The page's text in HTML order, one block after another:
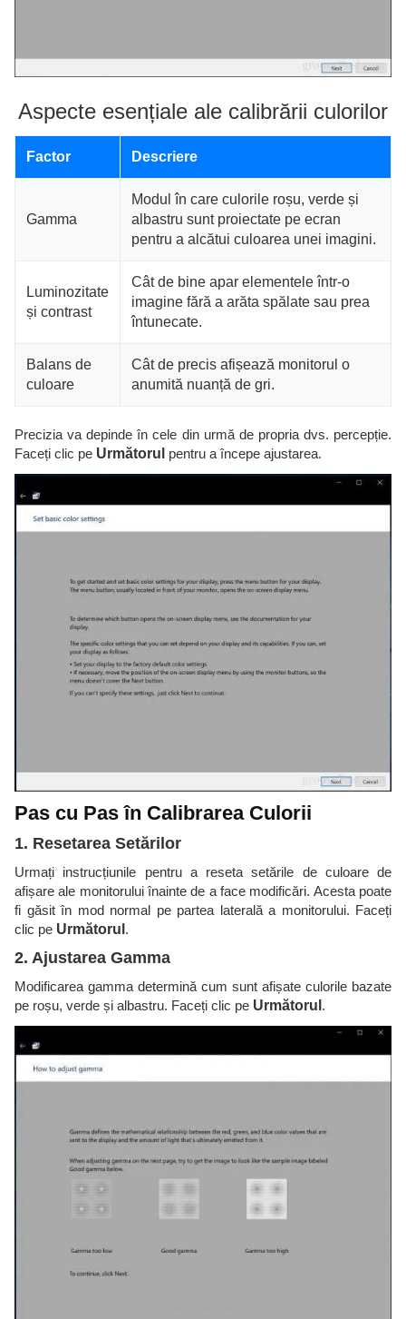
Aspecte esențiale ale calibrării culorilor
Factor Descriere
Gamma
Modul în care culorile roșu, verde și
albastru sunt proiectate pe ecran
pentru a alcătui culoarea unei imagini.
Luminozitate
și contrast
Cât de bine apar elementele într-o
imagine fără a arăta spălate sau prea
întunecate.
Balans de
culoare
Cât de precis afișează monitorul o
anumită nuanță de gri.
Precizia va depinde în cele din urmă de propria dvs. percepție.
Faceți clic pe Următorul pentru a începe ajustarea.
Pas cu Pas în Calibrarea Culorii
1. Resetarea Setărilor
Urmați instrucțiunile pentru a reseta setările de culoare de
afișare ale monitorului înainte de a face modificări. Acesta poate
fi găsit în mod normal pe partea laterală a monitorului. Faceți
clic pe Următorul .
2. Ajustarea Gamma
Modificarea gamma determină cum sunt afișate culorile bazate
pe roșu, verde și albastru. Faceți clic pe Următorul .